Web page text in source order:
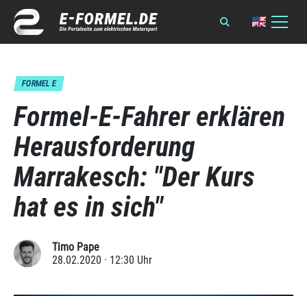
FORMEL E
Formel-E-Fahrer erklären
Herausforderung
Marrakesch: "Der Kurs
hat es in sich"
Timo Pape
28.02.2020 · 12:30 Uhr